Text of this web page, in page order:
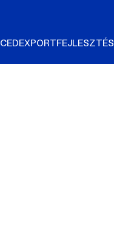
CEDEXPORTFEJLESZTÉS